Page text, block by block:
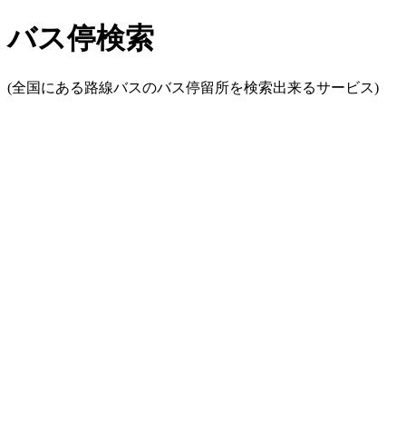
バス停検索
(全国にある路線バスのバス停留所を検索出来るサービス)